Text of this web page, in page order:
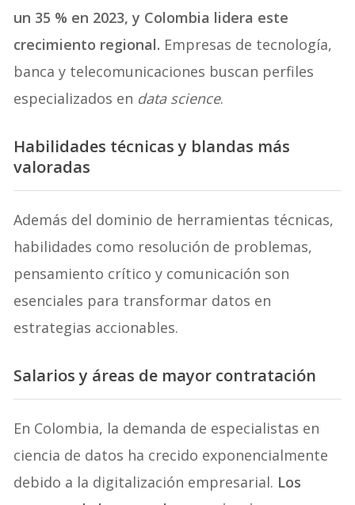
un 35 % en 2023, y Colombia lidera este
crecimiento regional. Empresas de tecnología,
banca y telecomunicaciones buscan perfiles
especializados en data science.
Habilidades técnicas y blandas más
valoradas
Además del dominio de herramientas técnicas,
habilidades como resolución de problemas,
pensamiento crítico y comunicación son
esenciales para transformar datos en
estrategias accionables.
Salarios y áreas de mayor contratación
En Colombia, la demanda de especialistas en
ciencia de datos ha crecido exponencialmente
debido a la digitalización empresarial. Los